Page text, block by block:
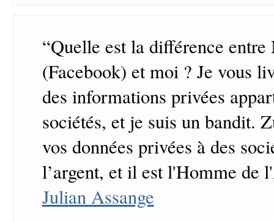
“Quelle est la différence
(Facebook) et moi ? Je vous
des informations privées
sociétés, et je suis un bandit.
vos données privées à des
l’argent, et il est l'Homme de
Julian Assange